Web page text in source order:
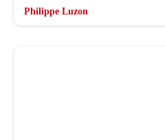
Philippe Luzon